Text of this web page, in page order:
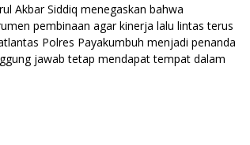
Akbar Siddiq menegaskan bahwa
pembinaan agar kinerja lalu lintas terus
Polres Payakumbuh menjadi penanda
jawab tetap mendapat tempat dalam